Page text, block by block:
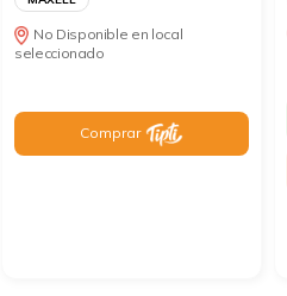
No Disponible en local
seleccionado
Comprar